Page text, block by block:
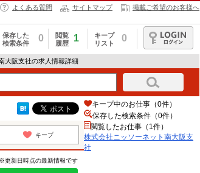
よくある質問 サイトマップ 掲載ご希望のお客様へ
保存した
検索条件
0
閲覧
履歴
1
キープ
リスト
0
ログイン
大阪支社の求人情報詳細
キープ
新日時点の最新情報です
キープ中のお仕事（0件）
保存した検索条件（0件）
閲覧したお仕事（1件）
株式会社ニッソーネット南大阪支
社